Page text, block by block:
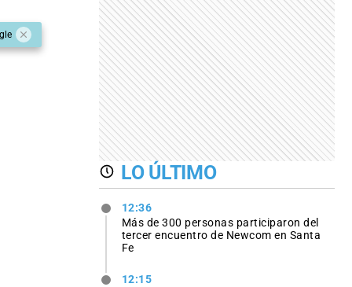
LO ÚLTIMO
12:36
Más de 300 personas participaron del
tercer encuentro de Newcom en Santa
Fe
12:15